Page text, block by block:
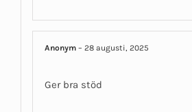
Anonym– 28 augusti, 2025
Ger bra stöd